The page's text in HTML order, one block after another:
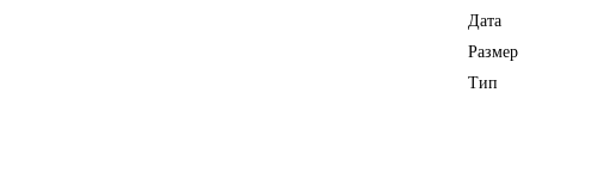
Дата
Размер
Тип